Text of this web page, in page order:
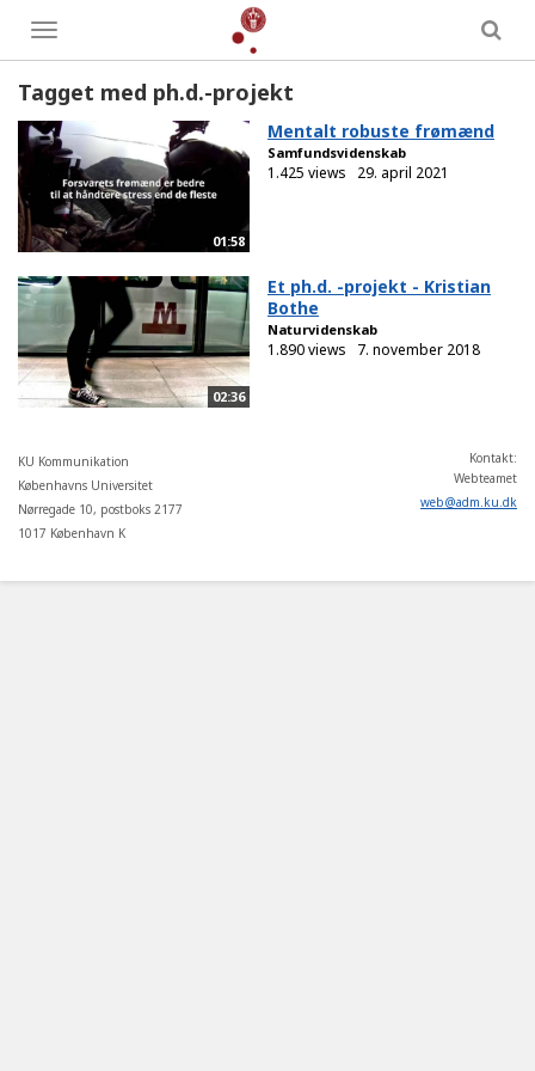
Toggle
menu
Tagget med ph.d.-projekt
01:58
Mentalt robuste frømænd
Samfundsvidenskab
1.425 views 29. april 2021
02:36
Et ph.d. -projekt - Kristian
Bothe
Naturvidenskab
1.890 views 7. november 2018
KU Kommunikation
Københavns Universitet
Nørregade 10, postboks 2177
1017 København K
Kontakt:
Webteamet
web@adm.ku.dk